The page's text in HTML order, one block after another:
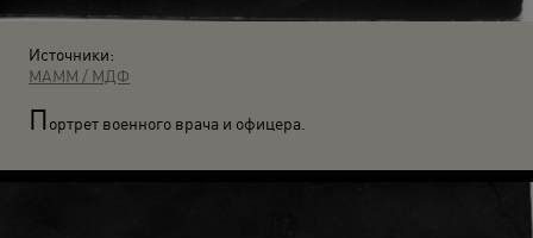
Источники:
МАММ / МДФ
Портрет военного врача и офицера.